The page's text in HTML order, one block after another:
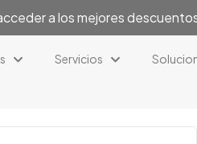
a los mejores
Servicios